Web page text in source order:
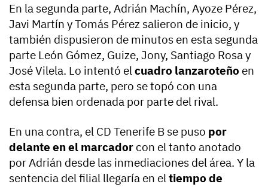
En la segunda parte, Adrián Machín, Ayoze Pérez,
Javi Martín y Tomás Pérez salieron de inicio, y
también dispusieron de minutos en esta segunda
parte León Gómez, Guize, Jony, Santiago Rosa y
José Vilela. Lo intentó el cuadro lanzaroteño en
esta segunda parte, pero se topó con una
defensa bien ordenada por parte del rival.
En una contra, el CD Tenerife B se puso por
delante en el marcador con el tanto anotado
por Adrián desde las inmediaciones del área. Y la
sentencia del filial llegaría en el tiempo de